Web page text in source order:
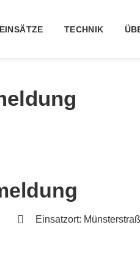
EINSÄTZE TECHNIK
Einsatzort: